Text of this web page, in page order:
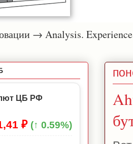
→ Analysis.
ЦБ РФ
₽ (↑ 0.59%)